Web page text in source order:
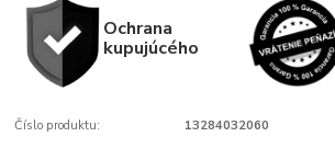
Ochrana
kupujúcého
Číslo produktu: 13284032060